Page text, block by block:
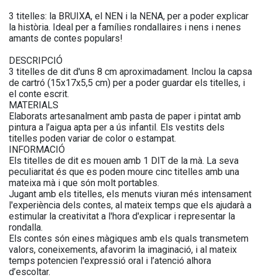
3 titelles: la BRUIXA, el NEN i la NENA, per a poder explicar
la història. Ideal per a famílies rondallaires i nens i nenes
amants de contes populars!
DESCRIPCIÓ
3 titelles de dit d'uns 8 cm aproximadament. Inclou la capsa
de cartró (15x17x5,5 cm) per a poder guardar els titelles, i
el conte escrit.
MATERIALS
Elaborats artesanalment amb pasta de paper i pintat amb
pintura a l’aigua apta per a ús infantil. Els vestits dels
titelles poden variar de color o estampat.
INFORMACIÓ
Els titelles de dit es mouen amb 1 DIT de la mà. La seva
peculiaritat és que es poden moure cinc titelles amb una
mateixa mà i que són molt portables.
Jugant amb els titelles, els menuts viuran més intensament
l'experiència dels contes, al mateix temps que els ajudarà a
estimular la creativitat a l'hora d'explicar i representar la
rondalla.
Els contes són eines màgiques amb els quals transmetem
valors, coneixements, afavorim la imaginació, i al mateix
temps potencien l'expressió oral i l’atenció alhora
d’escoltar.